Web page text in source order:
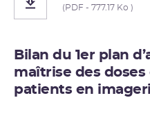
(PDF - 777.17 Ko )
Bilan du 1er plan
maîtrise des doses
patients en